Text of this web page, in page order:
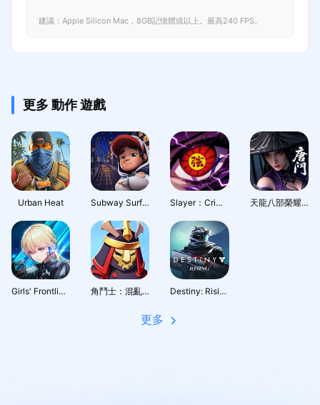
建議：Apple Silicon Mac，8GB記憶體或以上。最高240 FPS。
更多 動作 遊戲
Urban Heat Subway Surfers City Slayer：Crimson Legacy 天龍八部榮耀版
Girls' Frontline: Fire Control 角鬥士：混亂之戰 Destiny: Rising
更多